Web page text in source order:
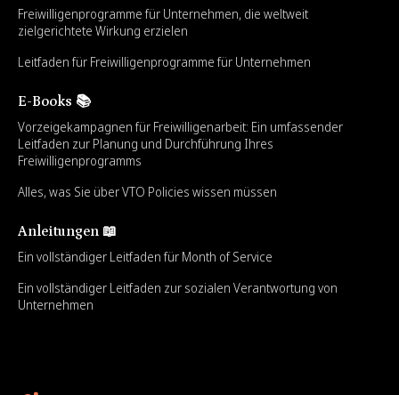
Freiwilligenprogramme für Unternehmen, die weltweit
zielgerichtete Wirkung erzielen
Leitfaden für Freiwilligenprogramme für Unternehmen
E-Books 📚
Vorzeigekampagnen für Freiwilligenarbeit: Ein umfassender
Leitfaden zur Planung und Durchführung Ihres
Freiwilligenprogramms
Alles, was Sie über VTO Policies wissen müssen
Anleitungen 📖
Ein vollständiger Leitfaden für Month of Service
Ein vollständiger Leitfaden zur sozialen Verantwortung von
Unternehmen